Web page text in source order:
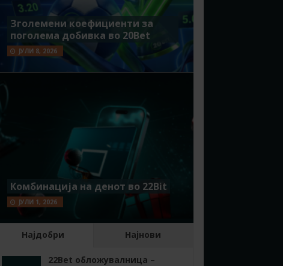
Зголемени коефициенти за
поголема добивка во 20Bet
ЈУЛИ 8, 2026
Комбинација на денот во 22Bit
ЈУЛИ 1, 2026
Најдобри Најнови
22Bet обложувалница –